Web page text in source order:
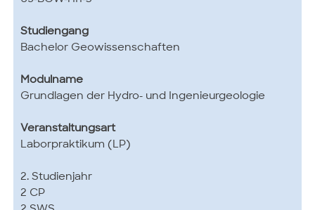
Studiengang
Bachelor Geowissenschaften
Modulname
Grundlagen der Hydro- und Ingenieurgeologie
Veranstaltungsart
Laborpraktikum (LP)
2. Studienjahr
2 CP